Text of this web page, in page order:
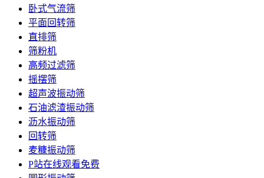
卧式气流筛
平面回转筛
直排筛
筛粉机
高频过滤筛
摇摆筛
超声波振动筛
石油滤渣振动筛
沥水振动筛
回转筛
麦糠振动筛
P站在线观看免费